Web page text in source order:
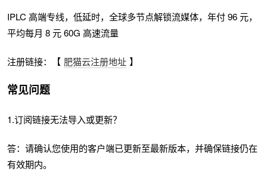
IPLC 高端专线，低延时，全球多节点解锁流媒体，年付 96 元，
平均每月 8 元 60G 高速流量
注册链接：【 肥猫云注册地址 】
常见问题
1.订阅链接无法导入或更新？
答：请确认您使用的客户端已更新至最新版本，并确保链接仍在
有效期内。